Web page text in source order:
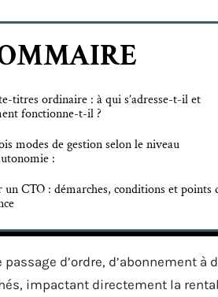
titres ordinaire : à qui s’adresse-t-il et
fonctionne-t-il ?
modes de gestion selon le niveau
:
CTO : démarches, conditions et points
passage d’ordre, d’abonnement
impactant directement la